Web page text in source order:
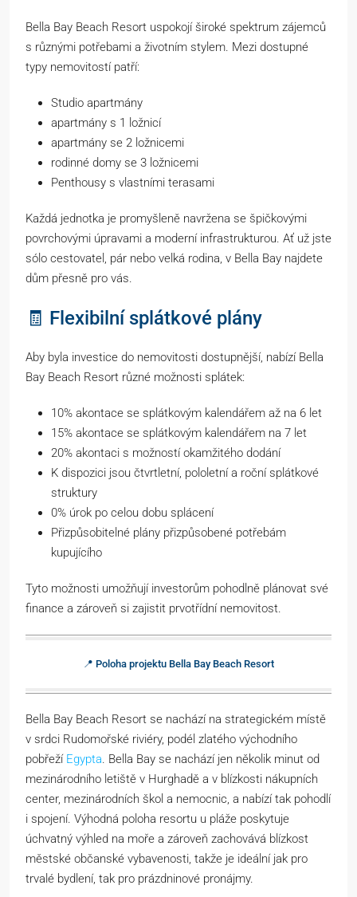
Bella Bay Beach Resort uspokojí široké spektrum zájemců
s různými potřebami a životním stylem. Mezi dostupné
typy nemovitostí patří:
Studio apartmány
apartmány s 1 ložnicí
apartmány se 2 ložnicemi
rodinné domy se 3 ložnicemi
Penthousy s vlastními terasami
Každá jednotka je promyšleně navržena se špičkovými
povrchovými úpravami a moderní infrastrukturou. Ať už jste
sólo cestovatel, pár nebo velká rodina, v Bella Bay najdete
dům přesně pro vás.
🧾 Flexibilní splátkové plány
Aby byla investice do nemovitosti dostupnější, nabízí Bella
Bay Beach Resort různé možnosti splátek:
10% akontace se splátkovým kalendářem až na 6 let
15% akontace se splátkovým kalendářem na 7 let
20% akontaci s možností okamžitého dodání
K dispozici jsou čtvrtletní, pololetní a roční splátkové
struktury
0% úrok po celou dobu splácení
Přizpůsobitelné plány přizpůsobené potřebám
kupujícího
Tyto možnosti umožňují investorům pohodlně plánovat své
finance a zároveň si zajistit prvotřídní nemovitost.
📍 Poloha projektu Bella Bay Beach Resort
Bella Bay Beach Resort se nachází na strategickém místě
v srdci Rudomořské riviéry, podél zlatého východního
pobřeží Egypta . Bella Bay se nachází jen několik minut od
mezinárodního letiště v Hurghadě a v blízkosti nákupních
center, mezinárodních škol a nemocnic, a nabízí tak pohodlí
i spojení. Výhodná poloha resortu u pláže poskytuje
úchvatný výhled na moře a zároveň zachovává blízkost
městské občanské vybavenosti, takže je ideální jak pro
trvalé bydlení, tak pro prázdninové pronájmy.